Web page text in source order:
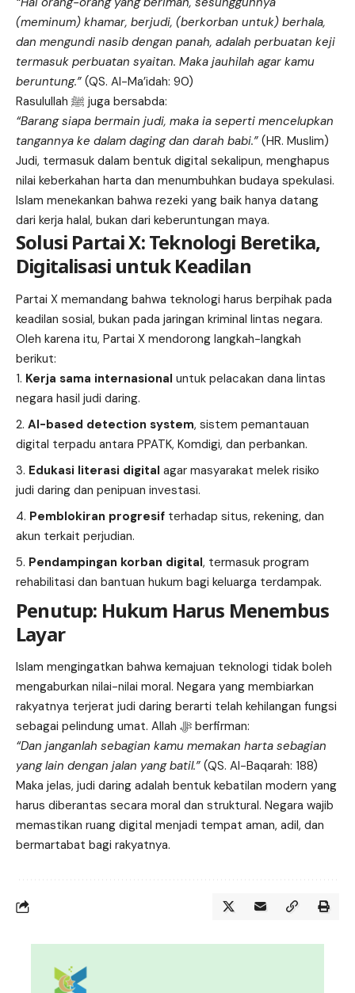
(meminum) khamar, berjudi, (berkorban untuk) berhala,
dan mengundi nasib dengan panah, adalah perbuatan keji
termasuk perbuatan syaitan. Maka jauhilah agar kamu
beruntung.” (QS. Al-Ma’idah: 90)
Rasulullah ﷺ juga bersabda:
“Barang siapa bermain judi, maka ia seperti mencelupkan
tangannya ke dalam daging dan darah babi.” (HR. Muslim)
Judi, termasuk dalam bentuk digital sekalipun, menghapus
nilai keberkahan harta dan menumbuhkan budaya spekulasi.
Islam menekankan bahwa rezeki yang baik hanya datang
dari kerja halal, bukan dari keberuntungan maya.
Solusi Partai X: Teknologi Beretika,
Digitalisasi untuk Keadilan
Partai X memandang bahwa teknologi harus berpihak pada
keadilan sosial, bukan pada jaringan kriminal lintas negara.
Oleh karena itu, Partai X mendorong langkah-langkah
berikut:
Kerja sama internasional untuk pelacakan dana lintas
negara hasil judi daring.
AI-based detection system, sistem pemantauan
digital terpadu antara PPATK, Komdigi, dan perbankan.
Edukasi literasi digital agar masyarakat melek risiko
judi daring dan penipuan investasi.
Pemblokiran progresif terhadap situs, rekening, dan
akun terkait perjudian.
Pendampingan korban digital, termasuk program
rehabilitasi dan bantuan hukum bagi keluarga terdampak.
Penutup: Hukum Harus Menembus
Layar
Islam mengingatkan bahwa kemajuan teknologi tidak boleh
mengaburkan nilai-nilai moral. Negara yang membiarkan
rakyatnya terjerat judi daring berarti telah kehilangan fungsi
sebagai pelindung umat. Allah ﷻ berfirman:
“Dan janganlah sebagian kamu memakan harta sebagian
yang lain dengan jalan yang batil.” (QS. Al-Baqarah: 188)
Maka jelas, judi daring adalah bentuk kebatilan modern yang
harus diberantas secara moral dan struktural. Negara wajib
memastikan ruang digital menjadi tempat aman, adil, dan
bermartabat bagi rakyatnya.